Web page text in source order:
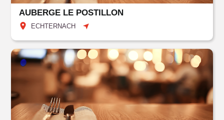
AUBERGE LE POSTILLON
ECHTERNACH